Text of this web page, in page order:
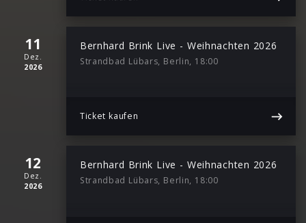
11
Dez.
2026
Bernhard Brink Live - Weihnachten 2026
Strandbad Lübars, Berlin, 18:00
Ticket kaufen
12
Dez.
2026
Bernhard Brink Live - Weihnachten 2026
Strandbad Lübars, Berlin, 18:00